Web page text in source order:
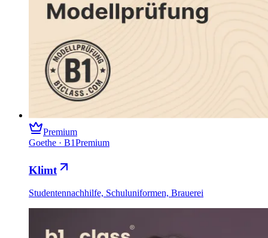
Premium
Goethe · B1Premium
Klimt
Studentennachhilfe, Schuluniformen, Brauerei